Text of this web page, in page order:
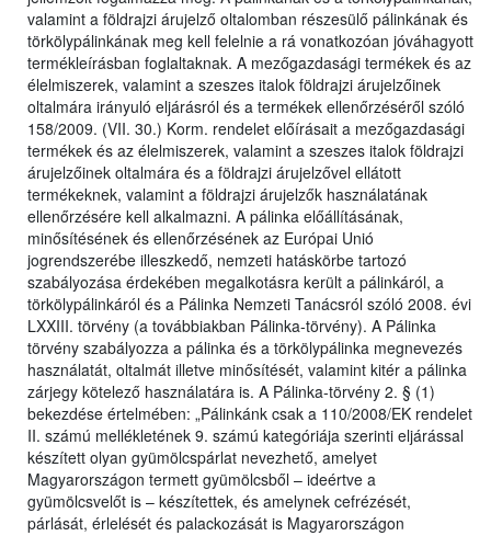
valamint a földrajzi árujelző oltalomban részesülő pálinkának és
törkölypálinkának meg kell felelnie a rá vonatkozóan jóváhagyott
termékleírásban foglaltaknak. A mezőgazdasági termékek és az
élelmiszerek, valamint a szeszes italok földrajzi árujelzőinek
oltalmára irányuló eljárásról és a termékek ellenőrzéséről szóló
158/2009. (VII. 30.) Korm. rendelet előírásait a mezőgazdasági
termékek és az élelmiszerek, valamint a szeszes italok földrajzi
árujelzőinek oltalmára és a földrajzi árujelzővel ellátott
termékeknek, valamint a földrajzi árujelzők használatának
ellenőrzésére kell alkalmazni. A pálinka előállításának,
minősítésének és ellenőrzésének az Európai Unió
jogrendszerébe illeszkedő, nemzeti hatáskörbe tartozó
szabályozása érdekében megalkotásra került a pálinkáról, a
törkölypálinkáról és a Pálinka Nemzeti Tanácsról szóló 2008. évi
LXXIII. törvény (a továbbiakban Pálinka-törvény). A Pálinka
törvény szabályozza a pálinka és a törkölypálinka megnevezés
használatát, oltalmát illetve minősítését, valamint kitér a pálinka
zárjegy kötelező használatára is. A Pálinka-törvény 2. § (1)
bekezdése értelmében: „Pálinkánk csak a 110/2008/EK rendelet
II. számú mellékletének 9. számú kategóriája szerinti eljárással
készített olyan gyümölcspárlat nevezhető, amelyet
Magyarországon termett gyümölcsből – ideértve a
gyümölcsvelőt is – készítettek, és amelynek cefrézését,
párlását, érlelését és palackozását is Magyarországon